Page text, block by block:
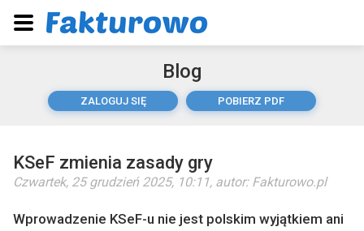
Blog
ZALOGUJ SIĘ POBIERZ PDF
KSeF zmienia zasady gry
Czwartek, 25 grudzień 2025, 10:11, autor: Fakturowo.pl
Wprowadzenie KSeF-u nie jest polskim wyjątkiem ani